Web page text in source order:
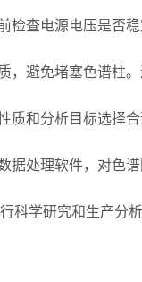
查电源电压是否
避免堵塞色谱柱
和分析目标选择
处理软件，对色
科学研究和生产分